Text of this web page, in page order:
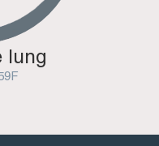
Iung